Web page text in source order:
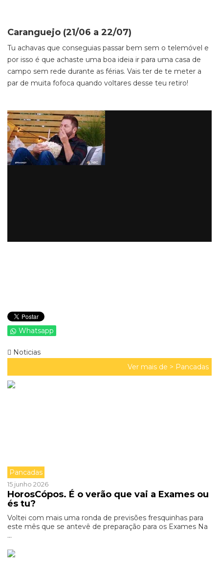
Caranguejo (21/06 a 22/07)
Tu achavas que conseguias passar bem sem o telemóvel e
por isso é que achaste uma boa ideia ir para uma casa de
campo sem rede durante as férias. Vais ter de te meter a
par de muita fofoca quando voltares desse teu retiro!
Whatsapp
Noticias
Ver mais de > Pancadas
Pancadas
15 junho 2026
HorosCópos. É o verão que vai a Exames ou
és tu?
Voltei com mais uma ronda de previsões fresquinhas para
este mês que se antevê de preparação para os Exames Na
...